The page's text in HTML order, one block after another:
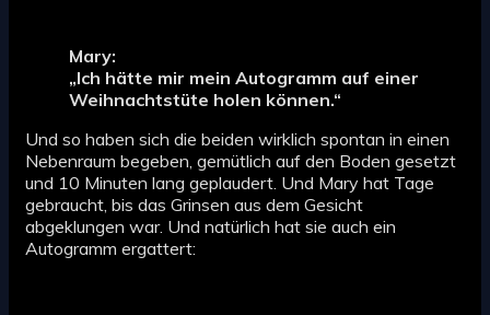
Mary:
„Ich hätte mir mein Autogramm auf einer
Weihnachtstüte holen können.“
Und so haben sich die beiden wirklich spontan in einen
Nebenraum begeben, gemütlich auf den Boden gesetzt
und 10 Minuten lang geplaudert. Und Mary hat Tage
gebraucht, bis das Grinsen aus dem Gesicht
abgeklungen war. Und natürlich hat sie auch ein
Autogramm ergattert: